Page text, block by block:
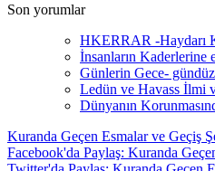
Son yorumlar
HKERRAR -Haydarı
İnsanların Kaderlerine
Günlerin Gece-
Ledün ve Havass İlmi
Dünyanın
Kuranda Geçen Esmalar ve Geçiş
Facebook'da Paylaş: Kuranda